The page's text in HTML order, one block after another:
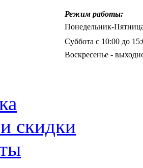
Режим работы:
Понедельник-
Суббота с 10:00 до
Воскресенье -
скидки